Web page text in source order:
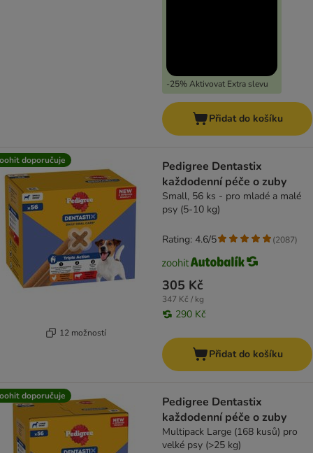
-25% Aktivovat Extra slevu
Přidat do košíku
doporučuje
12 možností
Pedigree Dentastix
každodenní péče o zuby
Small, 56 ks - pro mladé a malé
psy (5-10 kg)
305 Kč
347 Kč / kg
290 Kč
Rating: 4.6/5 (2087)
Přidat do košíku
doporučuje
Pedigree Dentastix
každodenní péče o zuby
Multipack Large (168 kusů) pro
velké psy (>25 kg)